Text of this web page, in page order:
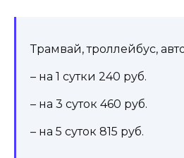
Трамвай, троллейбус,
– на 1 сутки 240 руб.
– на 3 суток 460 руб.
– на 5 суток 815 руб.